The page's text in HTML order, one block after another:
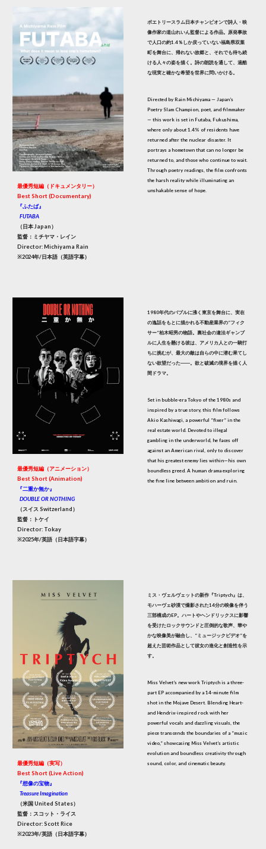
最優秀短編（ドキュメンタリー）
Best Short (Documentary)
『ふたば』
FUTABA
（日本 Japan）
監督：ミチヤマ・レイン
Director: Michiyama Rain
※2024年/日本語（英語字幕）
ポエトリースラム日本チャンピオンで詩人・映
像作家の道山れいん監督による作品。原発事故
で人口の約1.4％しか戻っていない福島県双葉
町を舞台に、帰れない故郷と、それでも待ち続
ける人々の姿を描く。詩の朗読を通して、過酷
な現実と確かな希望を世界に問いかける。
Directed by Rain Michiyama — Japan’s
Poetry Slam Champion, poet, and filmmaker
— this work is set in Futaba, Fukushima,
where only about 1.4% of residents have
returned after the nuclear disaster. It
portrays a hometown that can no longer be
returned to, and those who continue to wait.
Through poetry readings, the film confronts
the harsh reality while illuminating an
unshakable sense of hope.
最優秀短編（アニメーション）
Best Short (Animation)
『二重か無か』
DOUBLE OR NOTHING
（スイス Switzerland）
監督：トケイ
Director: Tokay
※2025年/英語（日本語字幕）
1980年代のバブルに沸く東京を舞台に、実在
の逸話をもとに描かれる不動産業界の“フィク
サー”柏木昭男の物語。裏社会の違法ギャンブ
ルに人生を懸ける彼は、アメリカ人との一騎打
ちに挑むが、最大の敵は自らの中に潜む果てし
ない欲望だった――。欲と破滅の境界を描く人
間ドラマ。
Set in bubble-era Tokyo of the 1980s and
inspired by a true story, this film follows
Akio Kashiwagi, a powerful “fixer” in the
real estate world. Devoted to illegal
gambling in the underworld, he faces off
against an American rival, only to discover
that his greatest enemy lies within—his own
boundless greed. A human drama exploring
the fine line between ambition and ruin.
最優秀短編（実写）
Best Short (Live Action)
『想像の宝物』
Treasure Imagination
（米国 United States）
監督：スコット・ライス
Director: Scott Rice
※2023年/英語（日本語字幕）
ミス・ヴェルヴェットの新作『Triptych』は、
モハーヴェ砂漠で撮影された14分の映像を伴う
三部構成のEP。ハートやヘンドリックスに影響
を受けたロックサウンドと圧倒的な歌声、華や
かな映像美が融合し、“ミュージックビデオ”を
超えた芸術作品として彼女の進化と創造性を示
す。
Miss Velvet’s new work Triptych is a three-
part EP accompanied by a 14-minute film
shot in the Mojave Desert. Blending Heart-
and Hendrix-inspired rock with her
powerful vocals and dazzling visuals, the
piece transcends the boundaries of a “music
video,” showcasing Miss Velvet’s artistic
evolution and boundless creativity through
sound, color, and cinematic beauty.